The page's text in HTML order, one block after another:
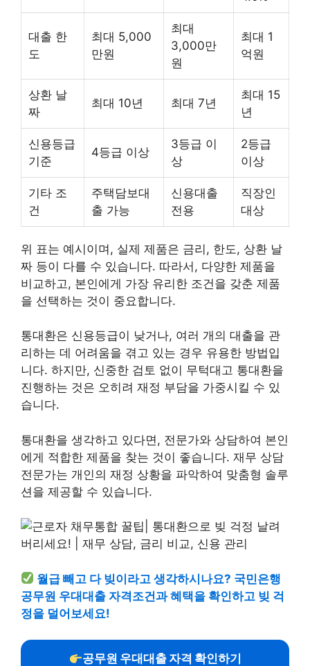
대출 한
도
최대 5,000
만원
최대
3,000만
원
최대 1
억원
상환 날
짜
최대 10년 최대 7년
최대 15
년
신용등급
기준
4등급 이상
3등급 이
상
2등급
이상
기타 조
건
주택담보대
출 가능
신용대출
전용
직장인
대상
위 표는 예시이며, 실제 제품은 금리, 한도, 상환 날
짜 등이 다를 수 있습니다. 따라서, 다양한 제품을
비교하고, 본인에게 가장 유리한 조건을 갖춘 제품
을 선택하는 것이 중요합니다.
통대환은 신용등급이 낮거나, 여러 개의 대출을 관
리하는 데 어려움을 겪고 있는 경우 유용한 방법입
니다. 하지만, 신중한 검토 없이 무턱대고 통대환을
진행하는 것은 오히려 재정 부담을 가중시킬 수 있
습니다.
통대환을 생각하고 있다면, 전문가와 상담하여 본인
에게 적합한 제품을 찾는 것이 좋습니다. 재무 상담
전문가는 개인의 재정 상황을 파악하여 맞춤형 솔루
션을 제공할 수 있습니다.
월급 빼고 다 빚이라고 생각하시나요? 국민은행
공무원 우대대출 자격조건과 혜택을 확인하고 빚 걱
정을 덜어보세요!
공무원 우대대출 자격 확인하기